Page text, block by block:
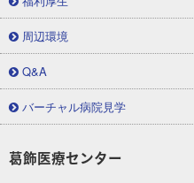
周辺環境
Q&A
バーチャル病院見学
葛飾医療センター